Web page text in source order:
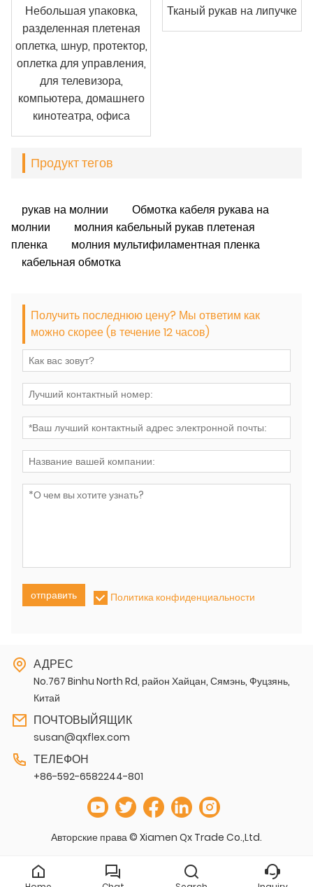
Небольшая упаковка,
разделенная плетеная
оплетка, шнур, протектор,
оплетка для управления,
для телевизора,
компьютера, домашнего
кинотеатра, офиса
Тканый рукав на липучке
Продукт тегов
рукав на молнии
Обмотка кабеля рукава на
молнии
молния кабельный рукав плетеная
пленка
молния мультифиламентная пленка
кабельная обмотка
Получить последнюю цену? Мы ответим как
можно скорее (в течение 12 часов)
отправить Политика конфиденциальности
АДРЕС
No.767 Binhu North Rd, район Хайцан, Сямэнь, Фуцзянь,
Китай
ПОЧТОВЫЙЯЩИК
susan@qxflex.com
ТЕЛЕФОН
+86-592-6582244-801
Авторские права © Xiamen Qx Trade Co.,Ltd.